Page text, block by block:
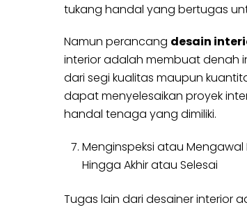
tukang handal yang bertugas
Namun perancang desain
interior adalah membuat denah
dari segi kualitas maupun
dapat menyelesaikan proyek
handal tenaga yang dimiliki.
Menginspeksi atau Mengawal
Hingga Akhir atau Selesai
Tugas lain dari desainer interior